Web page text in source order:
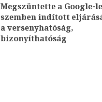
Megszüntette a Google-
szemben indított
a versenyhatóság,
bizonyíthatóság